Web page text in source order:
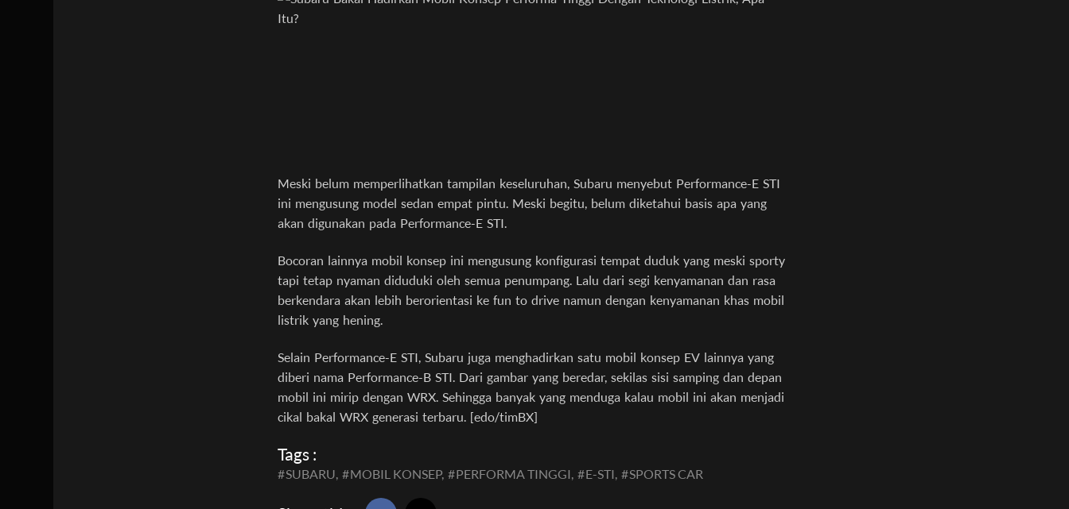
Meski belum memperlihatkan tampilan keseluruhan, Subaru menyebut Performance-E STI
ini mengusung model sedan empat pintu. Meski begitu, belum diketahui basis apa yang
akan digunakan pada Performance-E STI.
Bocoran lainnya mobil konsep ini mengusung konfigurasi tempat duduk yang meski sporty
tapi tetap nyaman diduduki oleh semua penumpang. Lalu dari segi kenyamanan dan rasa
berkendara akan lebih berorientasi ke fun to drive namun dengan kenyamanan khas mobil
listrik yang hening.
Selain Performance-E STI, Subaru juga menghadirkan satu mobil konsep EV lainnya yang
diberi nama Performance-B STI. Dari gambar yang beredar, sekilas sisi samping dan depan
mobil ini mirip dengan WRX. Sehingga banyak yang menduga kalau mobil ini akan menjadi
cikal bakal WRX generasi terbaru. [edo/timBX]
Tags :
#SUBARU, #MOBIL KONSEP, #PERFORMA TINGGI, #E-STI, #SPORTS CAR